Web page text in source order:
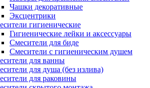
Чашки декоративные
Эксцентрики
гигиенические
Гигиенические лейки и аксессуары
Смесители для биде
Смесители с гигиеническим душем
для ванны
для душа (без излива)
для раковины